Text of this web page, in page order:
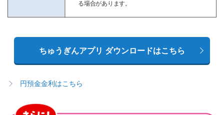
る場合があります。
ちゅうぎんアプリ ダウンロードはこちら
円預金金利はこちら